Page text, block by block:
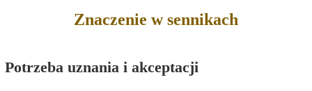
Znaczenie w sennikach
Potrzeba uznania i akceptacji